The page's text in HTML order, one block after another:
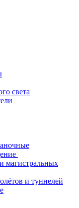
света
магистральных
и туннелей